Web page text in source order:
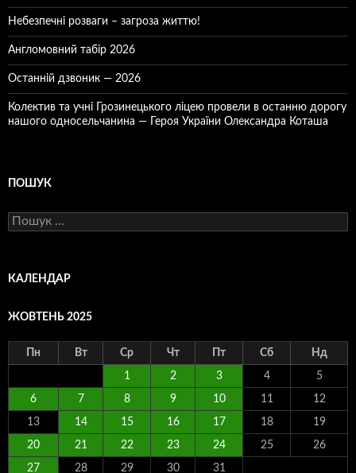
Небезпечні розваги – загроза життю!
Англомовний табір 2026
Останній дзвоник — 2026
Колектив та учні Грозинецького ліцею провели в останню дорогу
нашого односельчанина — Героя України Олександра Коташа
ПОШУК
Пошук:
КАЛЕНДАР
ЖОВТЕНЬ 2025
Пн Вт Ср Чт Пт Сб Нд
1 2 3 4 5
6 7 8 9 10 11 12
13 14 15 16 17 18 19
20 21 22 23 24 25 26
27 28 29 30 31